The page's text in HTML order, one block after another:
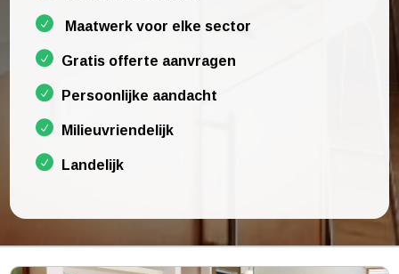
Maatwerk voor elke sector
Gratis offerte aanvragen
Persoonlijke aandacht
Milieuvriendelijk
Landelijk